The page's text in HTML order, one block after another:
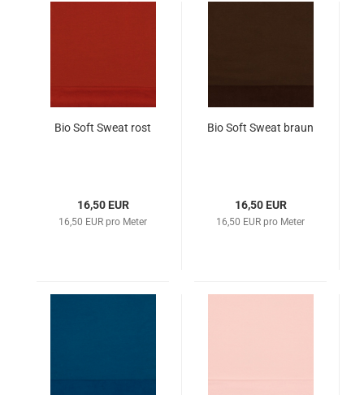
Bio Soft Sweat rost
16,50 EUR
16,50 EUR pro Meter
Bio Soft Sweat braun
16,50 EUR
16,50 EUR pro Meter